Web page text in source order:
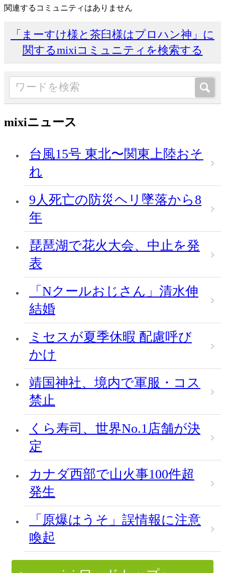
関連するコミュニティはありません
「まーすけ様と茶臼様はプロハン神」に
関するmixiコミュニティを検索する
mixiニュース
台風15号 東北〜関東上陸おそ
れ
9人死亡の防災ヘリ墜落から8
年
琵琶湖で花火大会、中止を発
表
「Nクールおじさん」清水伸
結婚
ミセスが夏季休暇 配慮呼び
かけ
靖国神社、境内で軍服・コス
禁止
くら寿司、世界No.1店舗が決
定
カナダ西部で山火事100件超
発生
「原爆はうそ」誤情報に注意
喚起